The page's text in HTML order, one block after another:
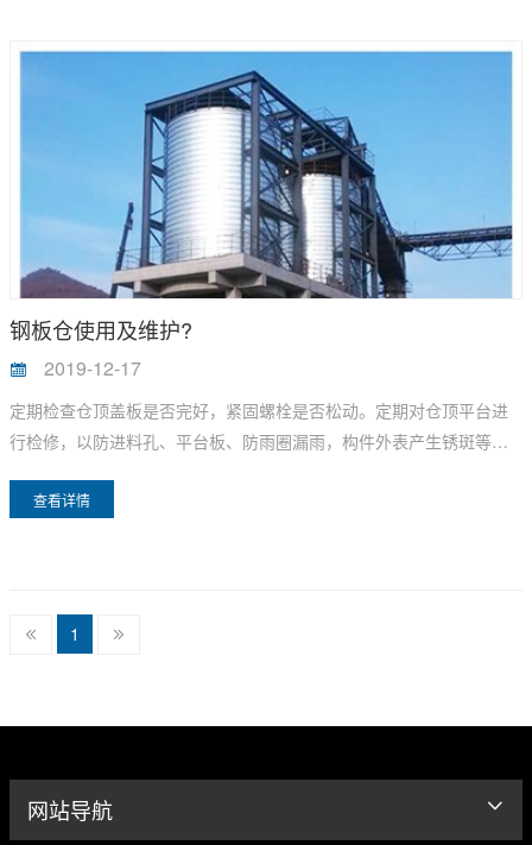
钢板仓使用及维护?
2019-12-17
定期检查仓顶盖板是否完好，紧固螺栓是否松动。定期对仓顶平台进
行检修，以防进料孔、平台板、防雨圈漏雨，构件外表产生锈斑等，
查，根据检查情况确定必要的防腐处理。
查看详情
1
网站导航